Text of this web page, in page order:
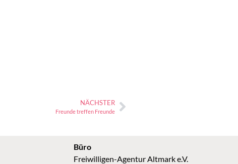
NÄCHSTER
Freunde treffen Freunde
Büro
Freiwilligen-Agentur Altmark e.V.